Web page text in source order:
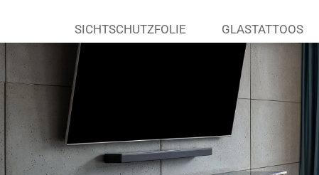
SICHTSCHUTZFOLIE GLASTATTOOS